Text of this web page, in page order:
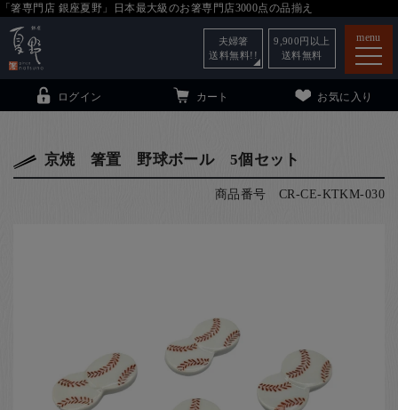
「箸専門店 銀座夏野」日本最大級のお箸専門店3000点の品揃え
menu
法人・飲食店のお客様
お客様の声
ログイン カート お気に入り
夫婦箸
送料無料!!
9,900 円以上
送料無料
京焼 箸置 野球ボール 5個セット
商品番号 CR-CE-KTKM-030